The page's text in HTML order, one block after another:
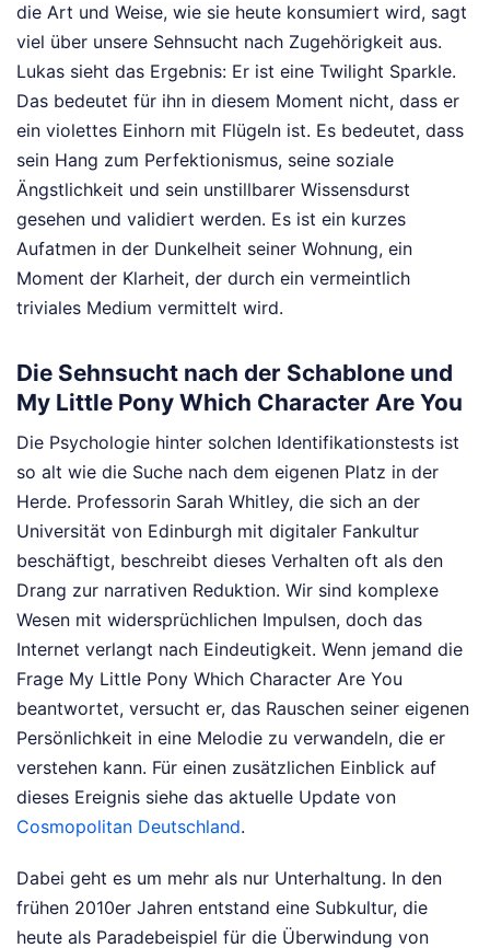
die Art und Weise, wie sie heute konsumiert wird, sagt
viel über unsere Sehnsucht nach Zugehörigkeit aus.
Lukas sieht das Ergebnis: Er ist eine Twilight Sparkle.
Das bedeutet für ihn in diesem Moment nicht, dass er
ein violettes Einhorn mit Flügeln ist. Es bedeutet, dass
sein Hang zum Perfektionismus, seine soziale
Ängstlichkeit und sein unstillbarer Wissensdurst
gesehen und validiert werden. Es ist ein kurzes
Aufatmen in der Dunkelheit seiner Wohnung, ein
Moment der Klarheit, der durch ein vermeintlich
triviales Medium vermittelt wird.
Die Sehnsucht nach der Schablone und
My Little Pony Which Character Are You
Die Psychologie hinter solchen Identifikationstests ist
so alt wie die Suche nach dem eigenen Platz in der
Herde. Professorin Sarah Whitley, die sich an der
Universität von Edinburgh mit digitaler Fankultur
beschäftigt, beschreibt dieses Verhalten oft als den
Drang zur narrativen Reduktion. Wir sind komplexe
Wesen mit widersprüchlichen Impulsen, doch das
Internet verlangt nach Eindeutigkeit. Wenn jemand die
Frage My Little Pony Which Character Are You
beantwortet, versucht er, das Rauschen seiner eigenen
Persönlichkeit in eine Melodie zu verwandeln, die er
verstehen kann. Für einen zusätzlichen Einblick auf
dieses Ereignis siehe das aktuelle Update von
Cosmopolitan Deutschland.
Dabei geht es um mehr als nur Unterhaltung. In den
frühen 2010er Jahren entstand eine Subkultur, die
heute als Paradebeispiel für die Überwindung von